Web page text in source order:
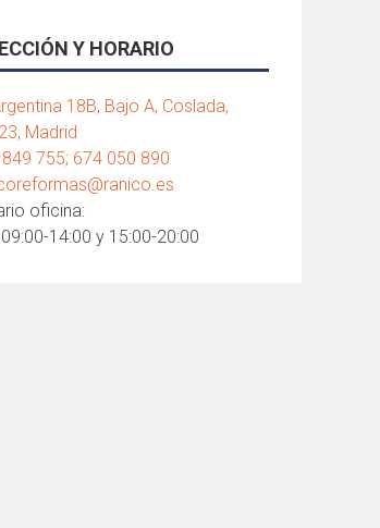
Y HORARIO
18B, Bajo A, Coslada,
Madrid
755; 674 050 890
oficina:
09:00-14:00 y 15:00-20:00